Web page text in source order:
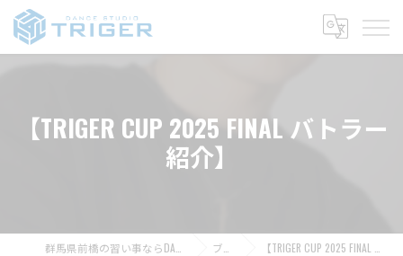
【TRIGER CUP 2025 FINAL バトラー
紹介】
ブログ 【TRIGER CUP 2025 FINAL バトラー紹介】